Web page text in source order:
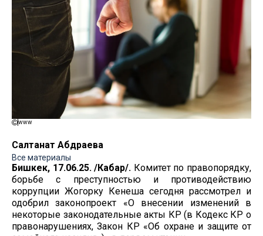
www
Салтанат Абдраева
Все материалы
Бишкек, 17.06.25. /Кабар/. Комитет по правопорядку,
борьбе с преступностью и противодействию
коррупции Жогорку Кенеша сегодня рассмотрел и
одобрил законопроект «О внесении изменений в
некоторые законодательные акты КР (в Кодекс КР о
правонарушениях, Закон КР «Об охране и защите от